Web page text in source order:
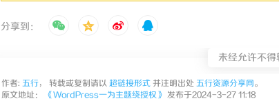
分享到：
未经允许不得
作者: 五行， 转载或复制请以 超链接形式 并注明出处 五行资源分享网 。
原文地址：
《WordPress一为主题绕授权》 发布于2024-3-27 11:18